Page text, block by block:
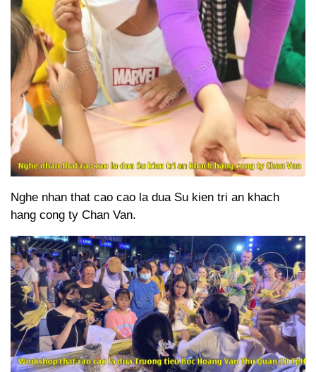
Nghe nhan that cao cao la dua Su kien tri an khach
hang cong ty Chan Van.